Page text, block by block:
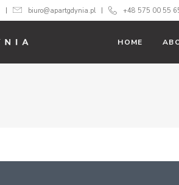
biuro@apartgdynia.pl +48 575 00 55
HOME